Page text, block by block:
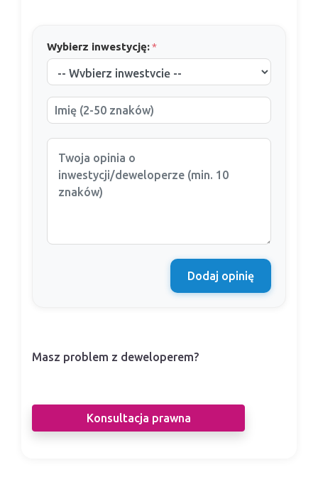
Wybierz inwestycję:*
Dodaj opinię
Masz problem z deweloperem?
Konsultacja prawna